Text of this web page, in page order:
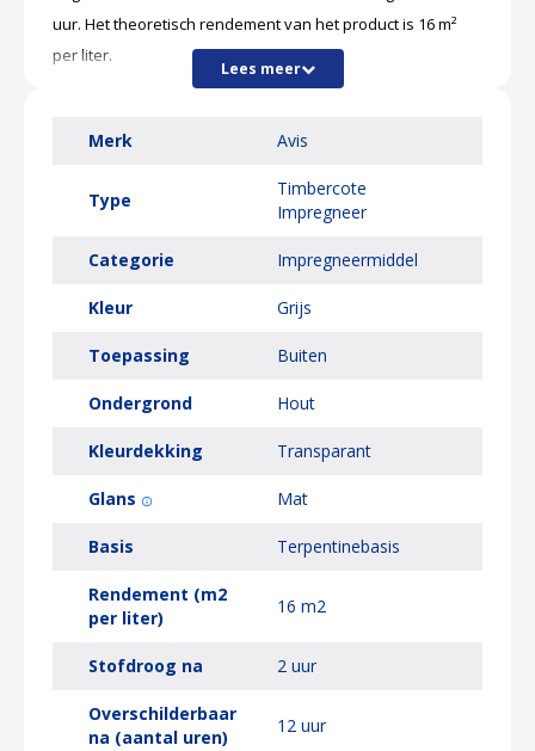
uur. Het theoretisch rendement van het product is 16 m²
per liter.
en effectief je houten objecten beschermen tegen de
hout, de waterbestendigheid en bescherming tegen UV-
straling, zal het hout langer mooi blijven en de levensduur
van je objecten verlengen.
Lees meer
Merk Avis
Type
Timbercote
Impregneer
Categorie Impregneermiddel
Kleur Grijs
Toepassing Buiten
Ondergrond Hout
Kleurdekking Transparant
Glans Mat
Basis Terpentinebasis
Rendement (m2
per liter)
16 m2
Stofdroog na 2 uur
Overschilderbaar
na (aantal uren)
12 uur